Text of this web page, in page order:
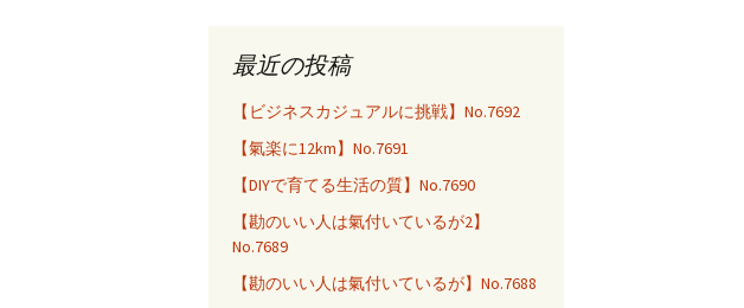
最近の投稿
【ビジネスカジュアルに挑戦】No.7692
【氣楽に12km】No.7691
【DIYで育てる生活の質】No.7690
【勘のいい人は氣付いているが2】
No.7689
【勘のいい人は氣付いているが】No.7688